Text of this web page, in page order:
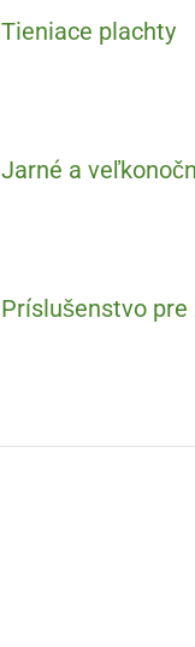
Tieniace plachty
Jarné a
Príslušenstvo pre